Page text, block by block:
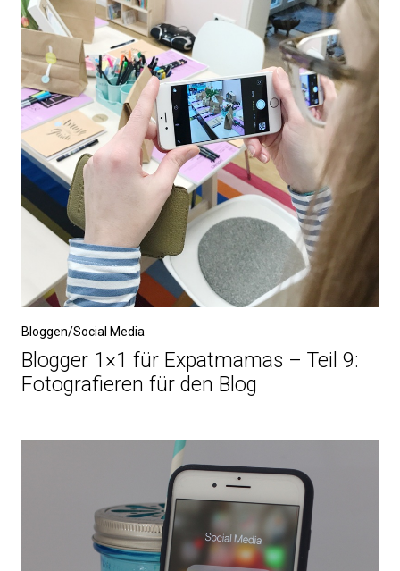
Bloggen/Social Media
Blogger 1×1 für Expatmamas – Teil 9:
Fotografieren für den Blog